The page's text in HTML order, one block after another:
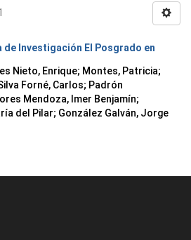
de Investigación El Posgrado en
Nieto, Enrique; Montes, Patricia;
Forné, Carlos; Padrón
Mendoza, Imer Benjamín;
del Pilar; González Galván, Jorge